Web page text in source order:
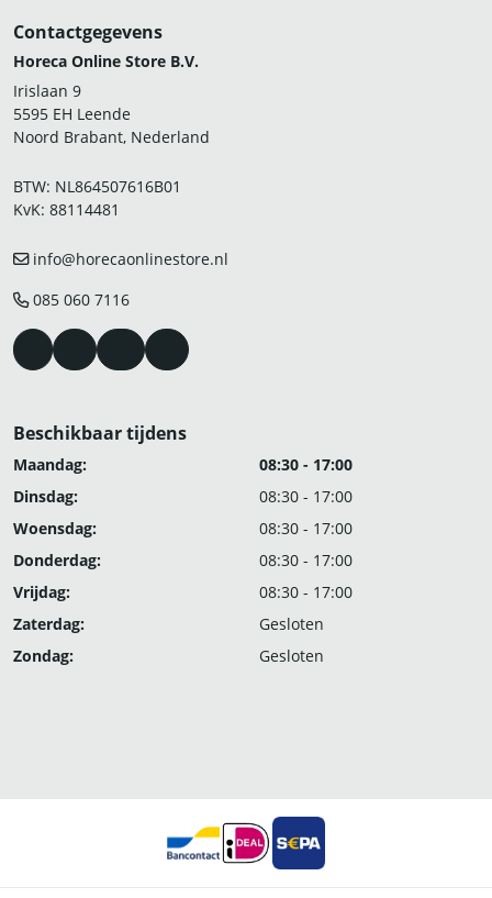
Contactgegevens
Horeca Online Store B.V.
Irislaan 9
5595 EH Leende
Noord Brabant, Nederland
BTW: NL864507616B01
KvK: 88114481
info@horecaonlinestore.nl
085 060 7116
Beschikbaar tijdens
Maandag:
08:30 - 17:00
Dinsdag:
08:30 - 17:00
Woensdag:
08:30 - 17:00
Donderdag:
08:30 - 17:00
Vrijdag:
08:30 - 17:00
Zaterdag:
Gesloten
Zondag:
Gesloten